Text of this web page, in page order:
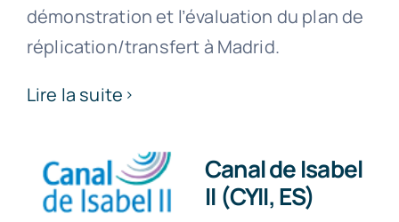
démonstration et l’évaluation du plan de
réplication/transfert à Madrid.
Lire la suite
Canal de Isabel
II (CYII, ES)